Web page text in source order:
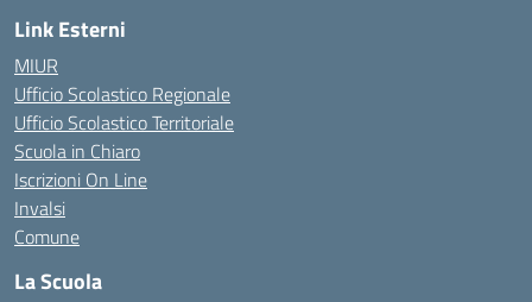
Link Esterni
MIUR
Ufficio Scolastico Regionale
Ufficio Scolastico Territoriale
Scuola in Chiaro
Iscrizioni On Line
Invalsi
Comune
La Scuola